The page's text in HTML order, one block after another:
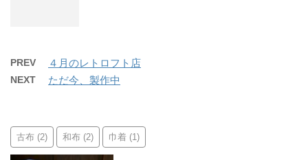
PREV ４月のレトロフト店
NEXT ただ今、製作中
古布 (2) 和布 (2) 巾着 (1)